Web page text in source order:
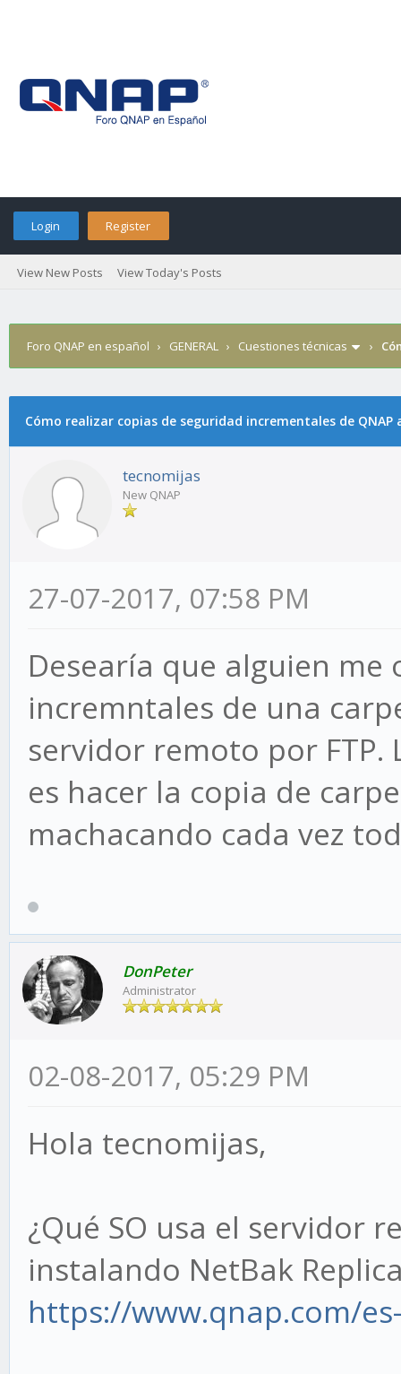
Login Register
View New Posts View Today's Posts
Foro QNAP en español › GENERAL › Cuestiones técnicas ›
Cómo realizar copias de seguridad incrementales de QNAP
tecnomijas
New QNAP
27-07-2017, 07:58 PM
Desearía que alguien
incremntales de una
servidor remoto por
es hacer la copia de
machacando cada vez
DonPeter
Administrator
02-08-2017, 05:29 PM
Hola tecnomijas,
¿Qué SO usa el servidor
instalando NetBak
https://www.qnap.com/